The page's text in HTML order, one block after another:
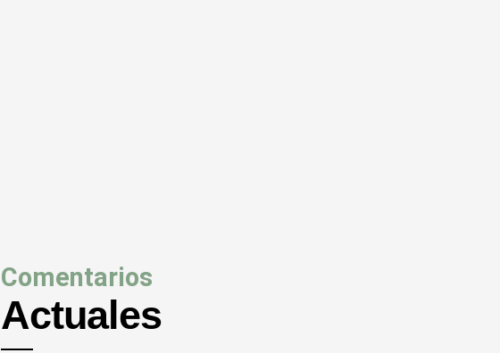
Comentarios
Actuales